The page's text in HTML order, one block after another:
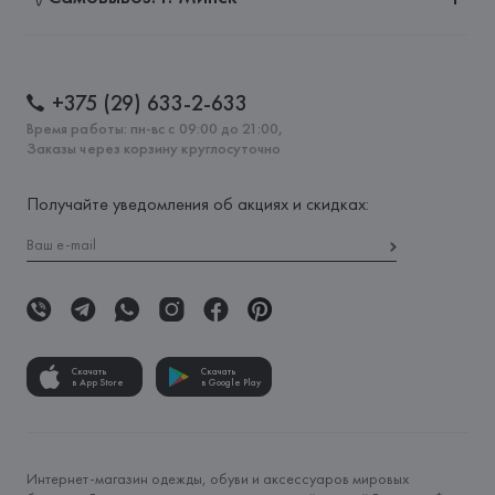
+375 (29) 633-2-633
Время работы: пн-вс с 09:00 до 21:00,
Заказы через корзину круглосуточно
Получайте уведомления об акциях и скидках:
Скачать
в App Store
Скачать
в Google Play
Интернет-магазин одежды, обуви и аксессуаров мировых